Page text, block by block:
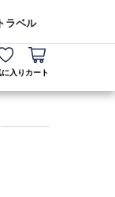
ラベル
入り カート